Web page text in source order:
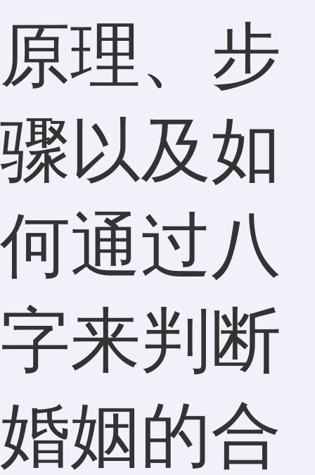
原理、步
骤以及如
何通过八
字来判断
婚姻的合